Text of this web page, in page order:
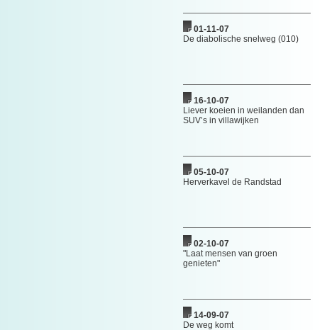
01-11-07
De diabolische snelweg (010)
16-10-07
Liever koeien in weilanden dan
SUV’s in villawijken
05-10-07
Herverkavel de Randstad
02-10-07
"Laat mensen van groen
genieten"
14-09-07
De weg komt